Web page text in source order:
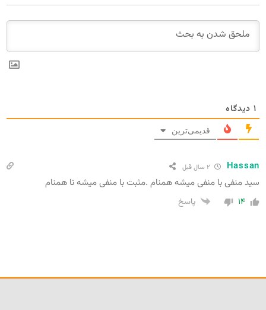
۱ دیدگاه
قدیمی‌ترین
Hassan
سید منفی با منفی میشه همنام .مثبت با منفی میشه نا همنام
۱۴ پاسخ